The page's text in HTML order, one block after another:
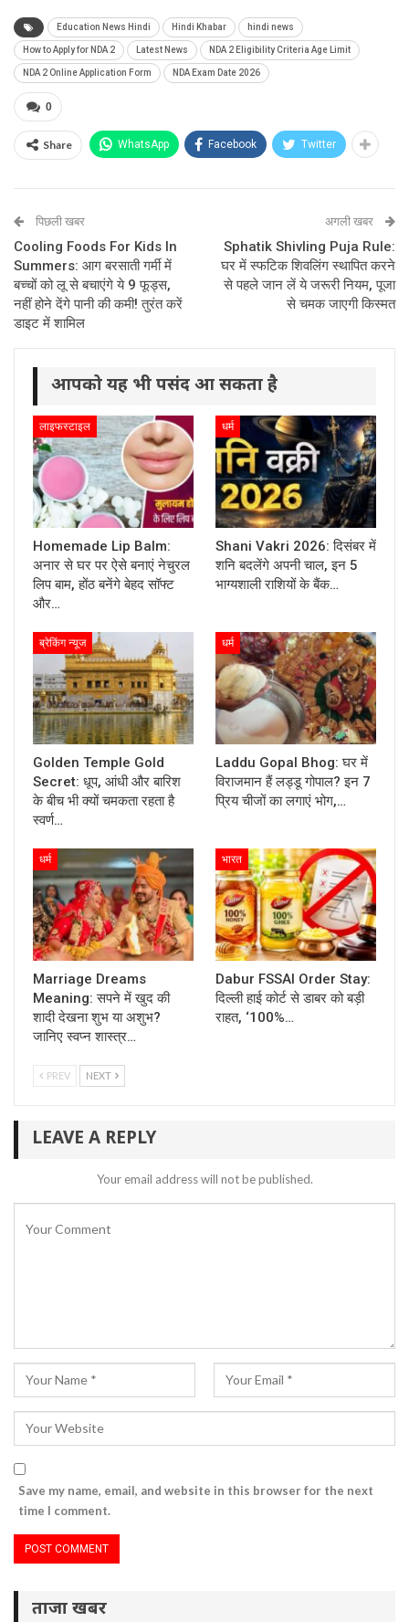
Education News Hindi Hindi Khabar hindi news
How to Apply for NDA 2 Latest News NDA 2 Eligibility Criteria Age Limit
NDA 2 Online Application Form NDA Exam Date 2026
0
Share WhatsApp Facebook Twitter
पिछली खबर
Cooling Foods For Kids In
Summers: आग बरसाती गर्मी में
बच्चों को लू से बचाएंगे ये 9 फूड्स,
नहीं होने देंगे पानी की कमी! तुरंत करें
डाइट में शामिल
अगली खबर
Sphatik Shivling Puja Rule:
घर में स्फटिक शिवलिंग स्थापित करने
से पहले जान लें ये जरूरी नियम, पूजा
से चमक जाएगी किस्मत
आपको यह भी पसंद आ सकता है
लाइफस्टाइल
Homemade Lip Balm:
अनार से घर पर ऐसे बनाएं नेचुरल
लिप बाम, होंठ बनेंगे बेहद सॉफ्ट
और…
धर्म
Shani Vakri 2026: दिसंबर में
शनि बदलेंगे अपनी चाल, इन 5
भाग्यशाली राशियों के बैंक…
ब्रेकिंग न्यूज
Golden Temple Gold
Secret: धूप, आंधी और बारिश
के बीच भी क्यों चमकता रहता है
स्वर्ण…
धर्म
Laddu Gopal Bhog: घर में
विराजमान हैं लड्डू गोपाल? इन 7
प्रिय चीजों का लगाएं भोग,…
धर्म
Marriage Dreams
Meaning: सपने में खुद की
शादी देखना शुभ या अशुभ?
जानिए स्वप्न शास्त्र…
भारत
Dabur FSSAI Order Stay:
दिल्ली हाई कोर्ट से डाबर को बड़ी
राहत, ‘100%…
PREV NEXT
LEAVE A REPLY
Your email address will not be published.
Save my name, email, and website in this browser for the next
time I comment.
ताजा खबर